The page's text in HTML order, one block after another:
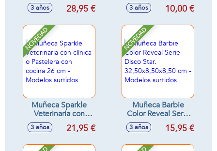
3 años 28,95 € 3 años 10,00 €
NOVEDAD
Muñeca Sparkle
Veterinaria con
clínica o Pastelera
con cocina 26 cm -
3 años 21,95 €
NOVEDAD
Muñeca Barbie
Color Reveal Serie
Disco Star.
32,50x8,50x8,50
surtidos
3 años 15,95 €